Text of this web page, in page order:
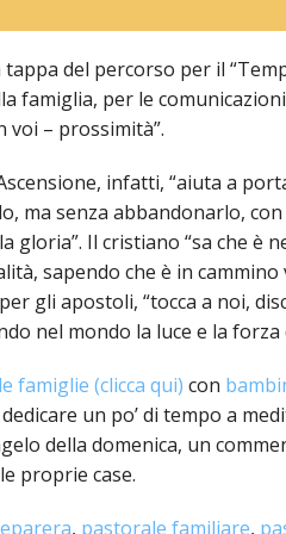
UFFICIO
del percorso per il
famiglia, per le
voi – prossimità”.
infatti, “aiuta a
ma senza abbandonarlo,
gloria”. Il cristiano “sa che è
sapendo che è in
gli apostoli, “tocca a noi,
nel mondo la luce e la
famiglie (clicca qui) con
un po’ di tempo a
della domenica, un
proprie case.
, pastorale familiare,